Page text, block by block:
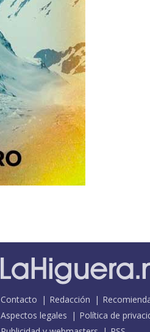
Contacto Redacción
Aspectos legales
Política de